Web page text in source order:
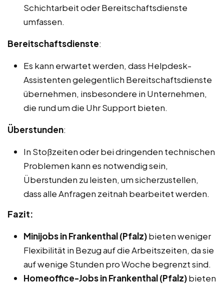
Schichtarbeit oder Bereitschaftsdienste
umfassen.
Bereitschaftsdienste:
Es kann erwartet werden, dass Helpdesk-
Assistenten gelegentlich Bereitschaftsdienste
übernehmen, insbesondere in Unternehmen,
die rund um die Uhr Support bieten.
Überstunden:
In Stoßzeiten oder bei dringenden technischen
Problemen kann es notwendig sein,
Überstunden zu leisten, um sicherzustellen,
dass alle Anfragen zeitnah bearbeitet werden.
Fazit:
Minijobs in Frankenthal (Pfalz)bieten weniger
Flexibilität in Bezug auf die Arbeitszeiten, da sie
auf wenige Stunden pro Woche begrenzt sind.
Homeoffice-Jobs in Frankenthal (Pfalz)bieten